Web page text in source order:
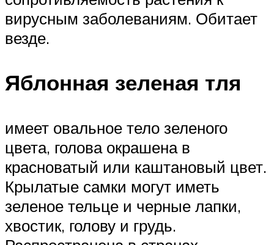
вирусным заболеваниям. Обитает
везде.
Яблонная зеленая тля
имеет овальное тело зеленого
цвета, голова окрашена в
красноватый или каштановый цвет.
Крылатые самки могут иметь
зеленое тельце и черные лапки,
хвостик, голову и грудь.